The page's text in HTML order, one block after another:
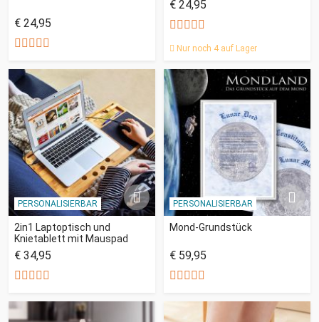
€ 24,95
€ 24,95
Nur noch 4 auf Lager
PERSONALISIERBAR
2in1 Laptoptisch und
Knietablett mit Mauspad
€ 34,95
PERSONALISIERBAR
Mond-Grundstück
€ 59,95